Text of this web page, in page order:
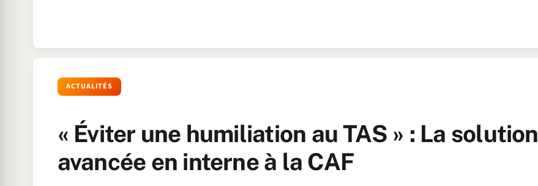
ACTUALITÉS
« Éviter une humiliation au TAS » : La solution
avancée en interne à la CAF